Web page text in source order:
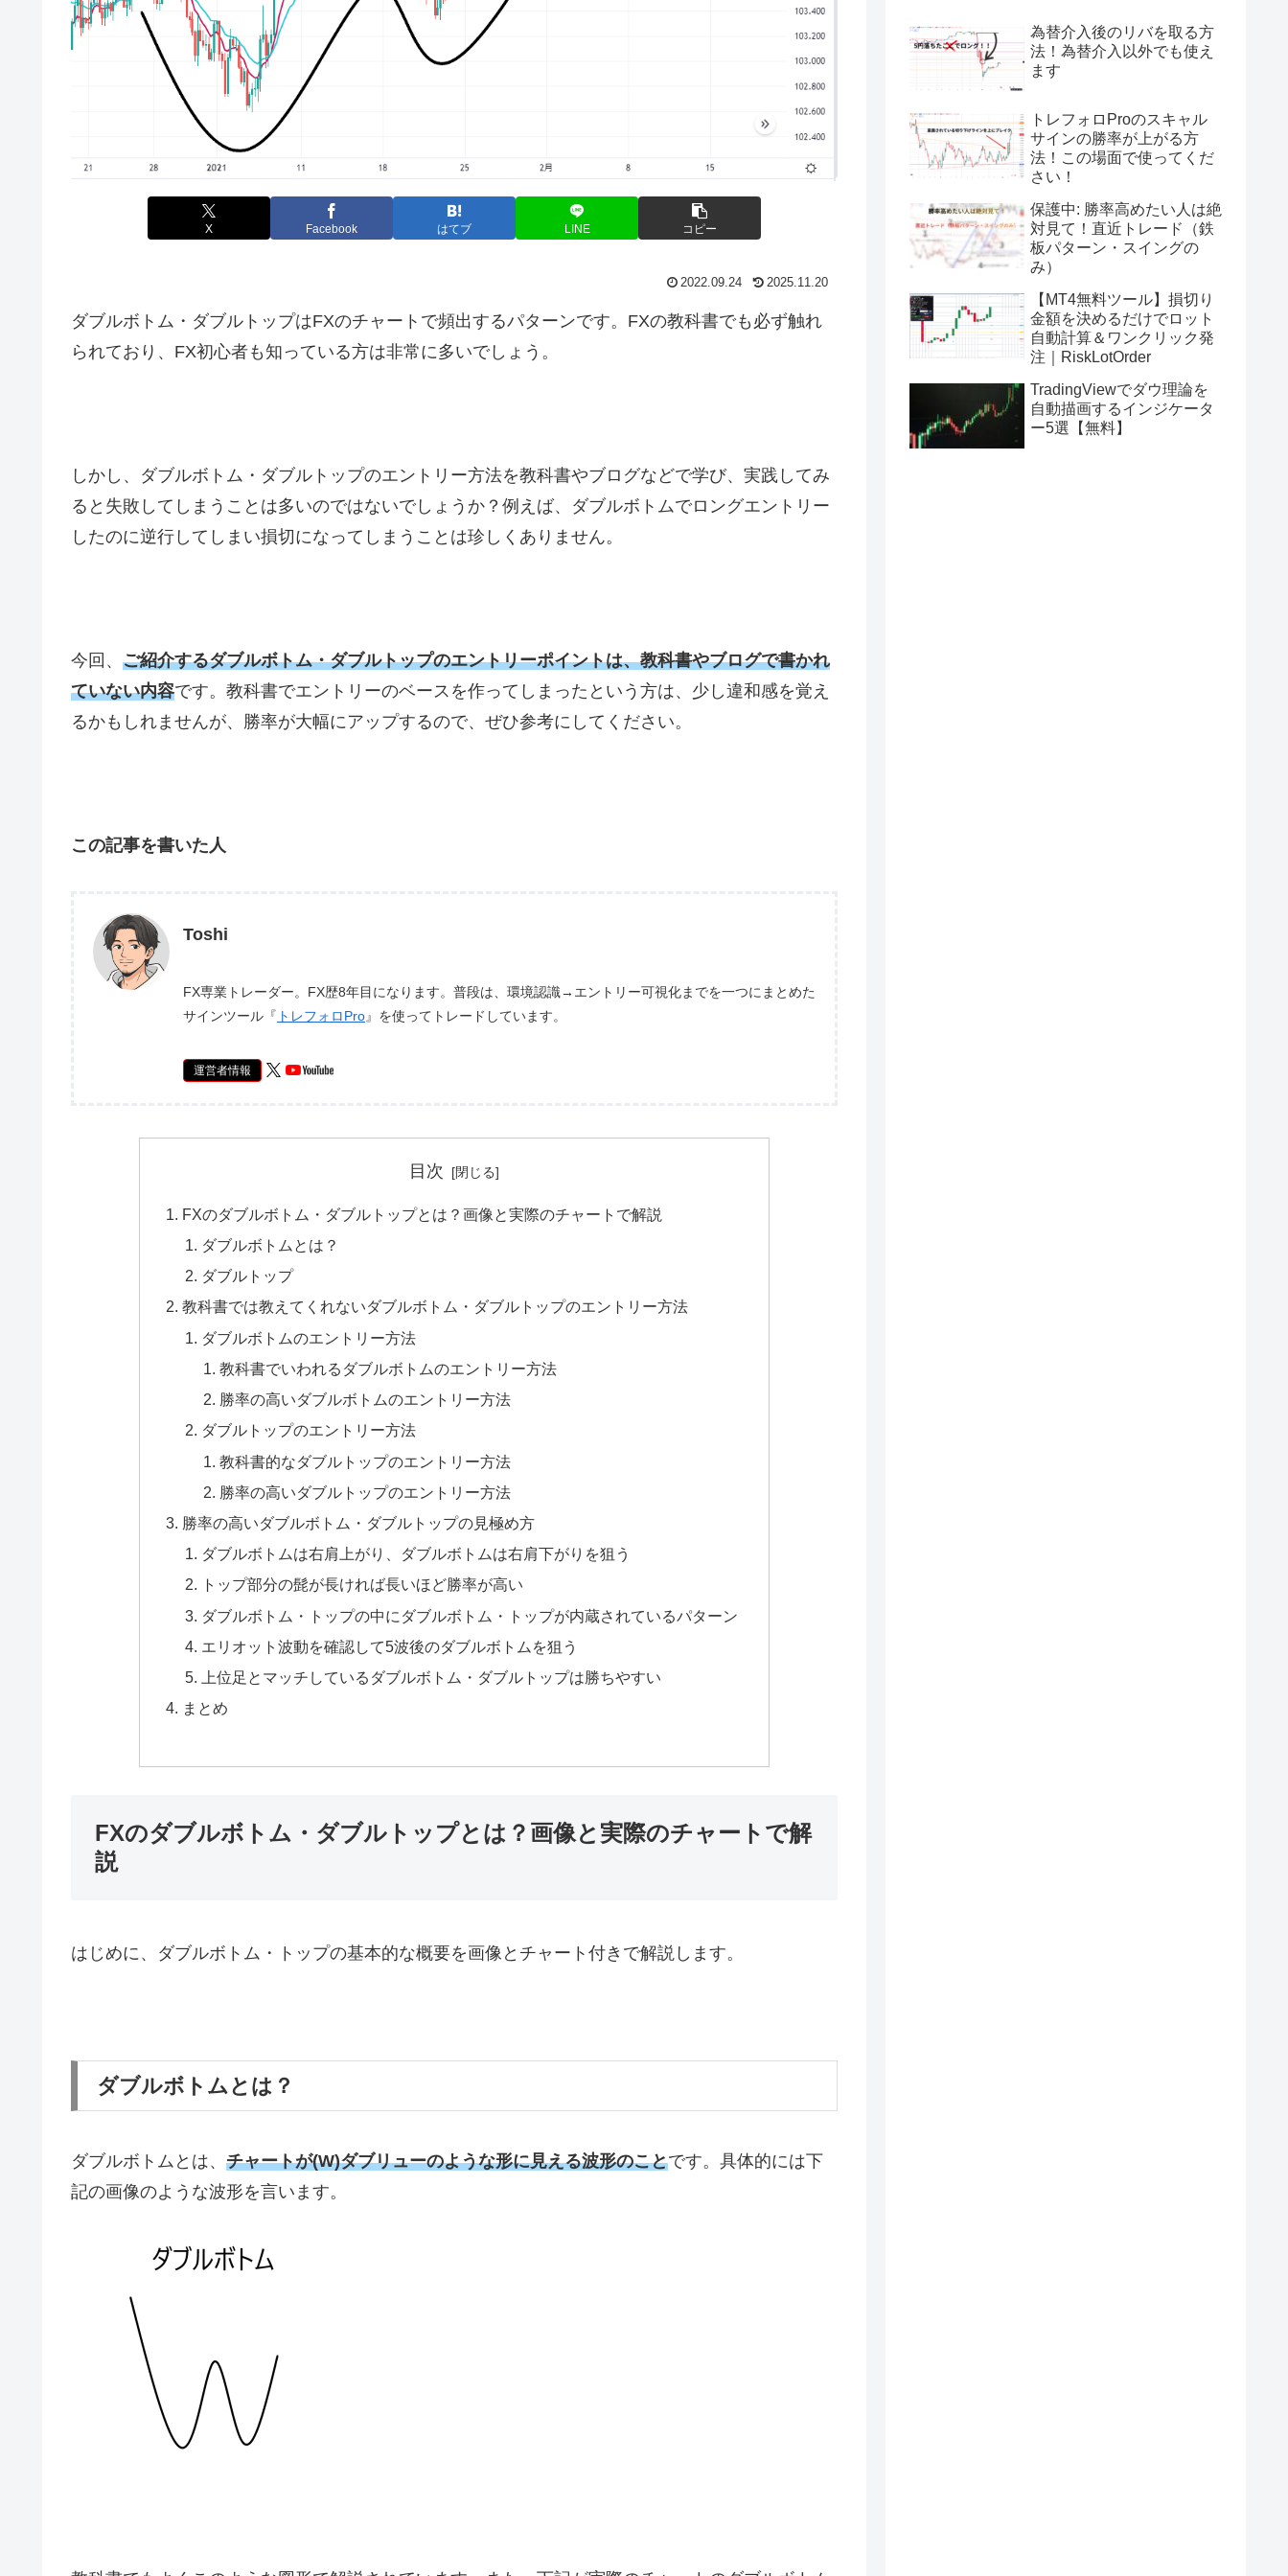
X Facebook はてブ LINE コピー
2022.09.24 2025.11.20
ダブルボトム・ダブルトップはFXのチャートで頻出するパターンです。 FXの教科書でも必ず触れ
られており、 FX初心者も知っている方は非常に多いでしょう。
しかし、ダブルボトム・ダブルトップのエントリー方法を教科書やブログなどで学び、実践してみ
ると失敗してしまうことは多いのではないでしょうか？例えば、ダブルボトムでロングエントリー
したのに逆行してしまい損切になってしまうことは珍しくありません。
今回、 ご紹介するダブルボトム・ダブルトップのエントリーポイントは、教科書やブログで書かれ
ていない内容です。教科書でエントリーのベースを作ってしまったという方は、少し違和感を覚え
るかもしれませんが、勝率が大幅にアップするので、ぜひ参考にしてください。
この記事を書いた人
Toshi
FX専業トレーダー。FX歴8年目になります。普段は、環境認識→エントリー可視化までを一つにまとめた
サインツール『 トレフォロPro』を使ってトレードしています。
運営者情報
目次
FXのダブルボトム・ダブルトップとは？画像と実際のチャートで解説
ダブルボトムとは？
ダブルトップ
教科書では教えてくれないダブルボトム・ダブルトップのエントリー方法
ダブルボトムのエントリー方法
教科書でいわれるダブルボトムのエントリー方法
勝率の高いダブルボトムのエントリー方法
ダブルトップのエントリー方法
教科書的なダブルトップのエントリー方法
勝率の高いダブルトップのエントリー方法
勝率の高いダブルボトム・ダブルトップの見極め方
ダブルボトムは右肩上がり、ダブルボトムは右肩下がりを狙う
トップ部分の髭が長ければ長いほど勝率が高い
ダブルボトム・トップの中にダブルボトム・トップが内蔵されているパターン
エリオット波動を確認して5波後のダブルボトムを狙う
上位足とマッチしているダブルボトム・ダブルトップは勝ちやすい
まとめ
FXのダブルボトム・ダブルトップとは？画像と実際のチャートで解
説
はじめに、ダブルボトム・トップの基本的な概要を画像とチャート付きで解説します。
ダブルボトムとは？
ダブルボトムとは、 チャートが(W)ダブリューのような形に見える波形のことです。具体的には下
記の画像のような波形を言います。
為替介入後のリバを取る方
法！為替介入以外でも使え
ます
トレフォロProのスキャル
サインの勝率が上がる方
法！この場面で使ってくだ
さい！
保護中: 勝率高めたい人は絶
対見て！直近トレード（鉄
板パターン・スイングの
み）
【MT4無料ツール】損切り
金額を決めるだけでロット
自動計算＆ワンクリック発
注｜RiskLotOrder
TradingViewでダウ理論を
自動描画するインジケータ
ー5選【無料】